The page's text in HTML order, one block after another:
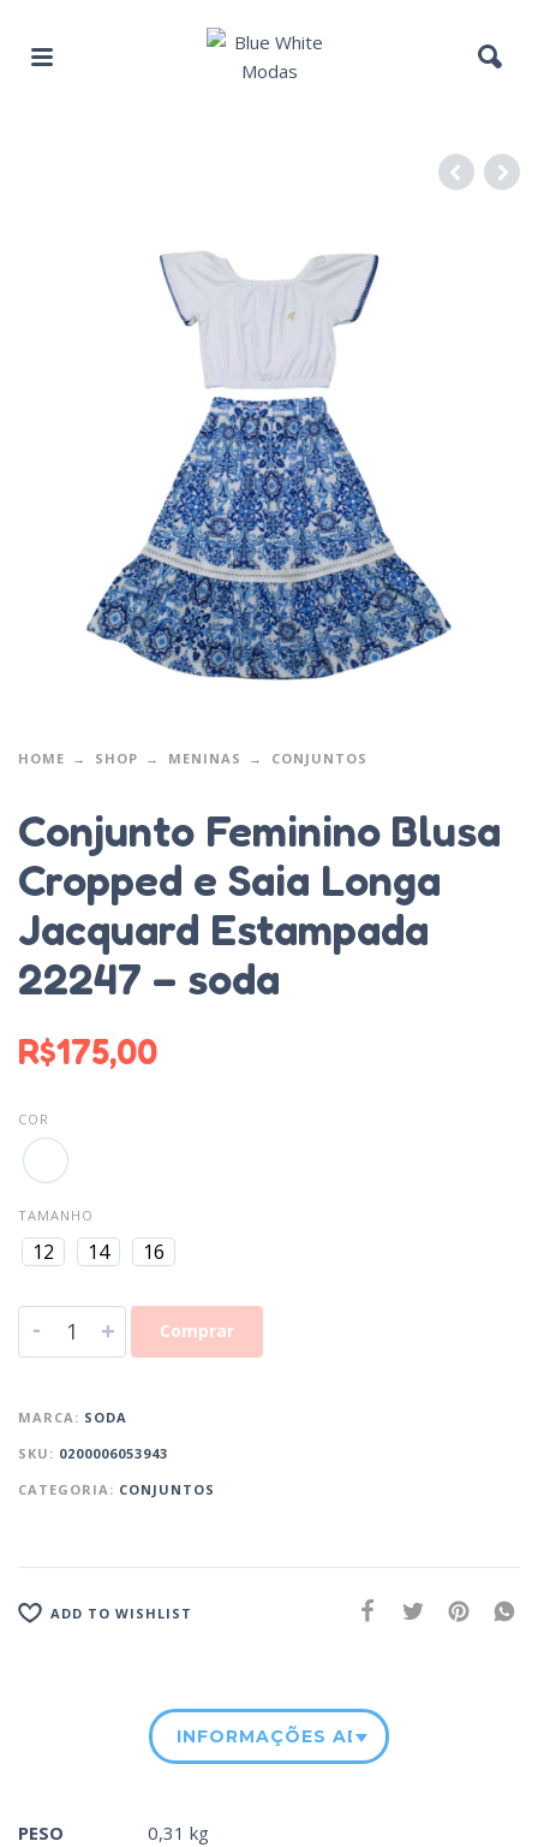
HOME SHOP MENINAS CONJUNTOS
Conjunto Feminino Blusa
Cropped e Saia Longa
Jacquard Estampada
22247 – soda
R$175,00
COR
TAMANHO
12 14 16
- + Comprar
MARCA: SODA
SKU: 0200006053943
CATEGORIA: CONJUNTOS
ADD TO WISHLIST
INFORMAÇÕES ADICIONAIS
PESO
0,31 kg